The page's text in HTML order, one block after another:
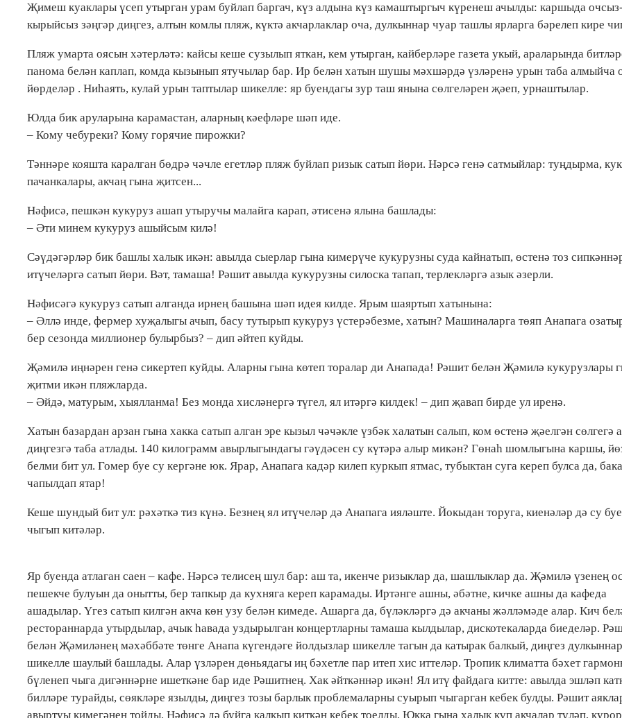
Җимеш куаклары үсеп утырган урам буйлап баргач, күз алдына күз камаштыргыч күренеш ачылды: каршыда очсыз-
кырыйсыз зәңгәр диңгез, алтын комлы пляж, күктә акчарлаклар оча, дулкыннар чуар ташлы ярларга бәрелеп кире
Пляж умарта оясын хәтерләтә: кайсы кеше сузылып яткан, кем утырган, кайберләре газета укый, араларында
панома белән каплап, комда кызынып ятучылар бар. Ир белән хатын шушы мәхшәрдә үзләренә урын таба алмыйча
йөрделәр . Ниһаять, кулай урын таптылар шикелле: яр буендагы зур таш янына сөлгеләрен җәеп, урнаштылар.
Юлда бик аруларына карамастан, аларның кәефләре шәп иде.
– Кому чебуреки? Кому горячие пирожки?
Тәннәре кояшта каралган бөдрә чәчле егетләр пляж буйлап ризык сатып йөри. Нәрсә генә сатмыйлар: туңдырма,
пачанкалары, акчаң гына җитсен...
Нәфисә, пешкән кукуруз ашап утыручы малайга карап, әтисенә ялына башлады:
– Әти минем кукуруз ашыйсым килә!
Сәүдәгәрләр бик башлы халык икән: авылда сыерлар гына кимерүче кукурузны суда кайнатып, өстенә тоз
итүчеләргә сатып йөри. Вәт, тамаша! Рәшит авылда кукурузны силоска тапап, терлекләргә азык әзерли.
Нәфисәгә кукуруз сатып алганда ирнең башына шәп идея килде. Ярым шаяртып хатынына:
– Әллә инде, фермер хуҗалыгы ачып, басу тутырып кукуруз үстерәбезме, хатын? Машиналарга төяп Анапага
бер сезонда миллионер булырбыз? – дип әйтеп куйды.
Җәмилә иңнәрен генә сикертеп куйды. Аларны гына көтеп торалар ди Анапада! Рәшит белән Җәмилә кукурузлары
җитми икән пляжларда.
– Әйдә, матурым, хыялланма! Без монда хисләнергә түгел, ял итәргә килдек! – дип җавап бирде ул иренә.
Хатын базардан арзан гына хакка сатып алган эре кызыл чәчәкле үзбәк халатын салып, ком өстенә җәелгән сөлгегә
диңгезгә таба атлады. 140 килограмм авырлыгындагы гәүдәсен су күтәрә алыр микән? Гөнаһ шомлыгына каршы,
белми бит ул. Гомер буе су кергәне юк. Ярар, Анапага кадәр килеп куркып ятмас, тубыктан суга кереп булса да,
чапылдап ятар!
Кеше шундый бит ул: рәхәткә тиз күнә. Безнең ял итүчеләр дә Анапага ияләште. Йокыдан торуга, киенәләр дә су
чыгып китәләр.
Яр буенда атлаган саен – кафе. Нәрсә телисең шул бар: аш та, икенче ризыклар да, шашлыклар да. Җәмилә үзенең
пешекче булуын да онытты, бер тапкыр да кухняга кереп карамады. Иртәнге ашны, әбәтне, кичке ашны да кафеда
ашадылар. Үгез сатып килгән акча көн узу белән кимеде. Ашарга да, бүләкләргә дә акчаны жәлләмәде алар. Кич
рестораннарда утырдылар, ачык һавада уздырылган концертларны тамаша кылдылар, дискотекаларда биеделәр.
белән Җәмиләнең мәхәббәте төнге Анапа күгендәге йолдызлар шикелле тагын да катырак балкый, диңгез
шикелле шаулый башлады. Алар үзләрен дөньядагы иң бәхетле пар итеп хис иттеләр. Тропик климатта бәхет
бүленеп чыга дигәннәрне ишеткәне бар иде Рәшитнең. Хак әйткәннәр икән! Ял итү файдага китте: авылда эшләп
билләре турайды, сөякләре язылды, диңгез тозы барлык проблемаларны суырып чыгарган кебек булды. Рәшит
авыртуы кимегәнен тойды. Нәфисә дә буйга калкып киткән кебек тоелды. Юкка гына халык күп акчалар түләп,